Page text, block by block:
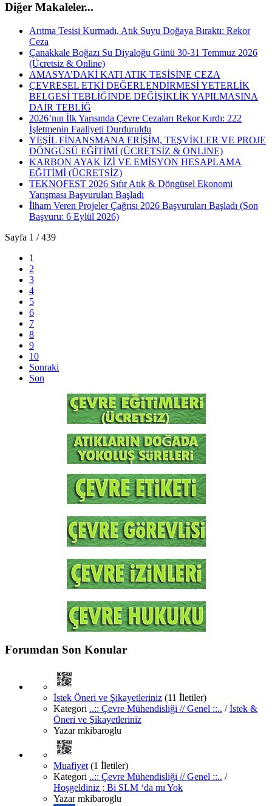
Diğer Makaleler...
Arıtma Tesisi Kurmadı, Atık Suyu Doğaya Bıraktı: Rekor
Ceza
Çanakkale Boğazı Su Diyaloğu Günü 30-31 Temmuz 2026
(Ücretsiz & Online)
AMASYA’DAKİ KATI ATIK TESİSİNE CEZA
ÇEVRESEL ETKİ DEĞERLENDİRMESİ YETERLİK
BELGESİ TEBLİĞİNDE DEĞİŞİKLİK YAPILMASINA
DAİR TEBLİĞ
2026’nın İlk Yarısında Çevre Cezaları Rekor Kırdı: 222
İşletmenin Faaliyeti Durduruldu
YEŞİL FİNANSMANA ERİŞİM, TEŞVİKLER VE PROJE
DÖNGÜSÜ EĞİTİMİ (ÜCRETSİZ & ONLINE)
KARBON AYAK İZİ VE EMİSYON HESAPLAMA
EĞİTİMİ (ÜCRETSİZ)
TEKNOFEST 2026 Sıfır Atık & Döngüsel Ekonomi
Yarışması Başvuruları Başladı
İlham Veren Projeler Çağrısı 2026 Başvuruları Başladı (Son
Başvuru: 6 Eylül 2026)
Sayfa 1 / 439
1
2
3
4
5
6
7
8
9
10
Sonraki
Son
Forumdan Son Konular
İstek Öneri ve Şikayetleriniz (11 İletiler)
Kategori ..:: Çevre Mühendisliği // Genel ::.. /İstek &
Öneri ve Şikayetleriniz
Yazarmkibaroglu
Muafiyet (1 İletiler)
Kategori ..:: Çevre Mühendisliği // Genel ::.. /
Hoşgeldiniz ; Bi SLM ‘da mı Yok
Yazarmkibaroglu